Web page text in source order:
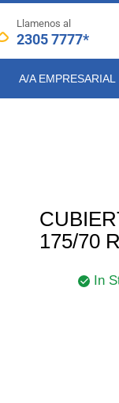
Llamenos al
2305 7777*
A/A EMPRESARIAL
175/70
In